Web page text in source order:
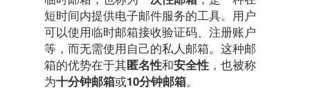
短时间内提供电子邮件服务的工具。用户
可以使用临时邮箱接收验证码、注册账户
等，而无需使用自己的私人邮箱。这种邮
箱的优势在于其匿名性和安全性 ，也被称
为十分钟邮箱或10分钟邮箱。